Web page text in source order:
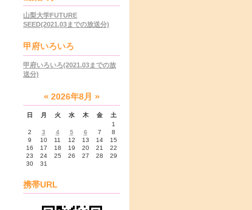
山梨大学FUTURE
SEED(2021.03までの放送分)
甲府いろいろ
甲府いろいろ(2021.03までの放
送分)
« 2026年8月 »
日 月 火 水 木 金
土
1
2
3 4 5 6 7
8
9
10 11 12 13 14
15
16
17 18 19 20 21
22
23
24 25 26 27 28
29
30
31
携帯URL